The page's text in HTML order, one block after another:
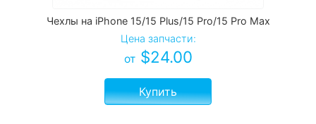
Чехлы на iPhone 15/15 Plus/15 Pro/15 Pro Max
Цена запчасти:
от $24.00
Купить